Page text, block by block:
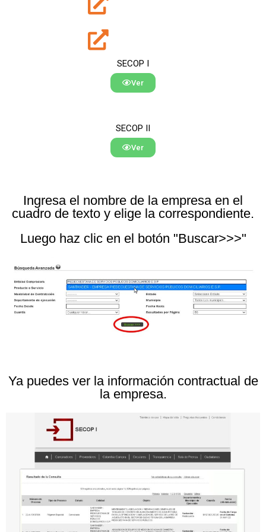
SECOP I
Ver
SECOP II
Ver
Ingresa el nombre de la empresa en el
cuadro de texto y elige la correspondiente.
Luego haz clic en el botón "Buscar>>>"
Ya puedes ver la información contractual de
la empresa.